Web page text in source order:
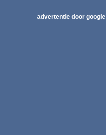
advertentie door google